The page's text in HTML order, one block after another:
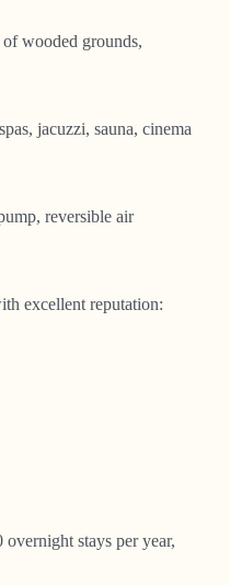
wooded grounds,
jacuzzi, sauna, cinema
reversible air
excellent reputation:
stays per year,